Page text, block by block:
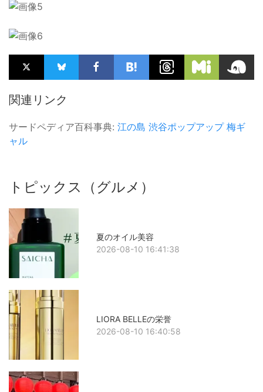
関連リンク
サードペディア百科事典: 江の島 渋谷ポップアップ 梅ギ
ャル
トピックス（グルメ）
夏のオイル美容
2026-08-10 16:41:38
LIORA BELLEの栄誉
2026-08-10 16:40:58